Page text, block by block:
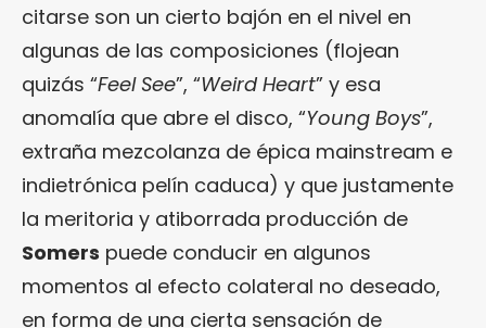
citarse son un cierto bajón en el nivel en
algunas de las composiciones (flojean
quizás “Feel See”, “Weird Heart” y esa
anomalía que abre el disco, “Young Boys”,
extraña mezcolanza de épica mainstream e
indietrónica pelín caduca) y que justamente
la meritoria y atiborrada producción de
Somers puede conducir en algunos
momentos al efecto colateral no deseado,
en forma de una cierta sensación de